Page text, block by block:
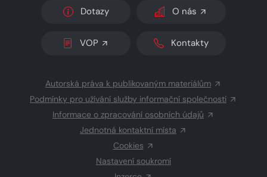
Dotazy O nás
VOP Kontakty
Autorská práva k publikovaným materiálům
Podmínky pro užívání služby informační společnosti
Informace o zpracování osobních údajů
Jednotná kontaktní místa
Cookies
Nastavení soukromí